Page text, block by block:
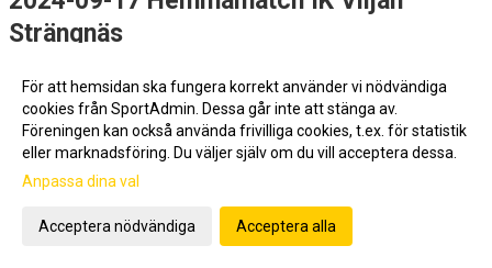
Strängnäs
För att hemsidan ska fungera korrekt använder vi nödvändiga
cookies från SportAdmin. Dessa går inte att stänga av.
Föreningen kan också använda frivilliga cookies, t.ex. för statistik
eller marknadsföring. Du väljer själv om du vill acceptera dessa.
Anpassa dina val
Acceptera nödvändiga Acceptera alla